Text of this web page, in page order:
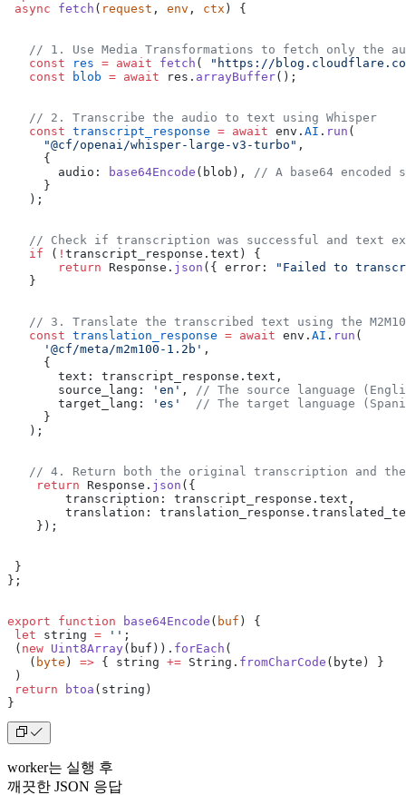
async fetch ( request , env , ctx ) {
// 1. Use Media Transformations to fetch only the
   const
res = await fetch (
"https://blog.cloudflare.com/
   const
blob = await res. arrayBuffer();
   // 2. Transcribe the audio to text using Whisper
   const
transcript_response = await env. AI . run (
     "@cf/openai/whisper-large-v3-turbo"
,
     {
       audio:
base64Encode (blob),
// A base64
     }
   );
// Check if transcription was successful and text
   if
( ! transcript_response.text) {
       return
Response. json ({ error:
"Failed to
   }
// 3. Translate the transcribed text using the
   const
translation_response = await env. AI . run (
     '@cf/meta/m2m100-1.2b'
,
     {
       text: transcript_response.text,
       source_lang:
'en' ,
// The source language
       target_lang:
'es'
// The target language
     }
   );
// 4. Return both the original transcription and
    return
Response. json ({
        transcription: transcript_response.text,
translation:
    });
}
};
export function base64Encode ( buf ) {
let string = '' ;
( new Uint8Array(buf)). forEach (
   (
byte ) => { string += String. fromCharCode (byte) }
)
return btoa (string)
}
worker는 실행 후
깨끗한 JSON 응답